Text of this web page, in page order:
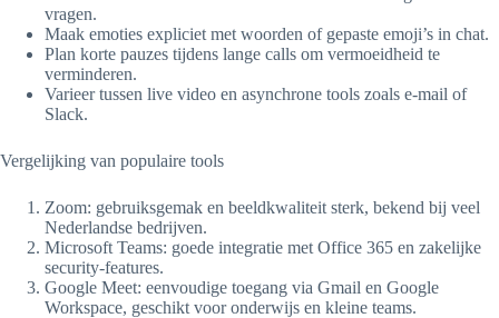
vragen.
Maak emoties expliciet met woorden of gepaste emoji’s in chat.
Plan korte pauzes tijdens lange calls om vermoeidheid te
verminderen.
Varieer tussen live video en asynchrone tools zoals e-mail of
Slack.
Vergelijking van populaire tools
Zoom: gebruiksgemak en beeldkwaliteit sterk, bekend bij veel
Nederlandse bedrijven.
Microsoft Teams: goede integratie met Office 365 en zakelijke
security-features.
Google Meet: eenvoudige toegang via Gmail en Google
Workspace, geschikt voor onderwijs en kleine teams.